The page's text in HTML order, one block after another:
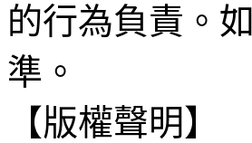
的行為負責。
準。
【版權聲明】